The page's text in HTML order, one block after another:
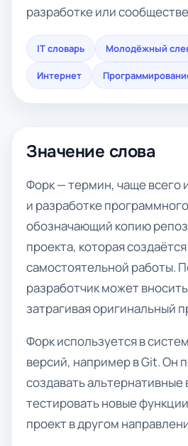
разработке или
IT словарь Молодёжный
Интернет
Значение слова
Форк — термин, чаще всего
и разработке
обозначающий копию
проекта, которая
самостоятельной работы.
разработчик может
затрагивая оригинальный
Форк используется в
версий, например в Git. Он
создавать
тестировать новые
проект в другом